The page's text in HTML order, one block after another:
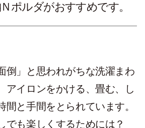
ポルダがおすすめです。
倒」と思われがちな洗濯まわ
アイロンをかける、畳む、し
間と手間をとられています。
でも楽しくするためには？